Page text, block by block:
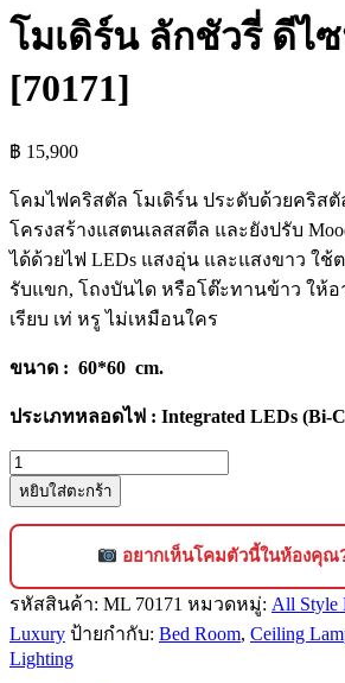
โมเดิร์น ลักชัวรี่ ดีไ
[70171]
฿ 15,900
โคมไฟคริสตัล โมเดิร์น ประดับด้วยคริสตั
โครงสร้างแสตนเลสสตีล และยังปรับ
ได้ด้วยไฟ LEDs แสงอุ่น และแสงขาว ใช้
รับแขก, โถงบันได หรือโต๊ะทานข้าว ให้
เรียบ เท่ หรู ไม่เหมือนใคร
ขนาด : 60*60 cm.
ประเภทหลอดไฟ : Integrated LEDs (Bi-
จำนวน
โคม
ไฟ
ติด
เพดาน
สไตล์
โม
หยิบใส่ตะกร้า
อยากเห็นโคมตัวนี้ในห้องคุณ
รหัสสินค้า: ML 70171 หมวดหมู่: All Style
Luxury ป้ายกำกับ: Bed Room, Ceiling
Lighting